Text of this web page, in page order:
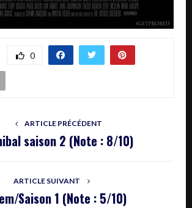
0
ARTICLE PRÉCÉDENT
saison 2 (Note : 8/10)
ARTICLE SUIVANT
Saison 1 (Note : 5/10)